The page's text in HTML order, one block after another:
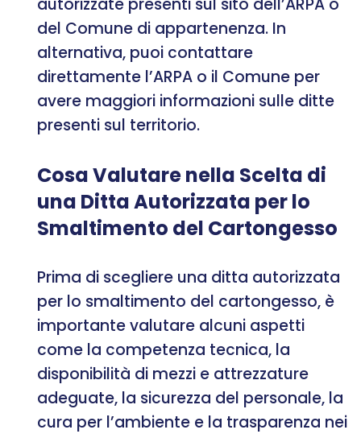
del Comune di appartenenza. In
alternativa, puoi contattare
direttamente l’ARPA o il Comune per
avere maggiori informazioni sulle ditte
presenti sul territorio.
Cosa Valutare nella Scelta di
una Ditta Autorizzata per lo
Smaltimento del Cartongesso
Prima di scegliere una ditta autorizzata
per lo smaltimento del cartongesso, è
importante valutare alcuni aspetti
come la competenza tecnica, la
disponibilità di mezzi e attrezzature
adeguate, la sicurezza del personale, la
cura per l’ambiente e la trasparenza nei